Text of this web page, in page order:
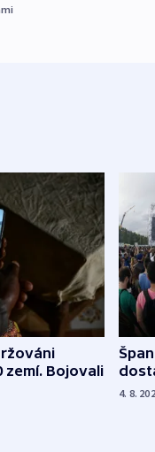
zemí. Bojovali
4. 8.